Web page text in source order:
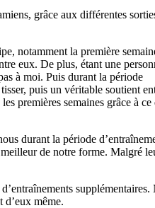
grâce aux différentes
notamment la première
eux. De plus, étant une
à moi. Puis durant la période
puis un véritable soutient
premières semaines grâce à ce
durant la période
de notre forme. Malgré
supplémentaires.
d’eux même.